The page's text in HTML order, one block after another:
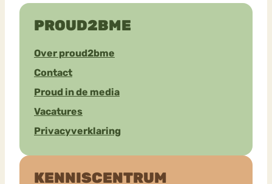
PROUD2BME
Over proud2bme
Contact
Proud in de media
Vacatures
Privacyverklaring
KENNISCENTRUM